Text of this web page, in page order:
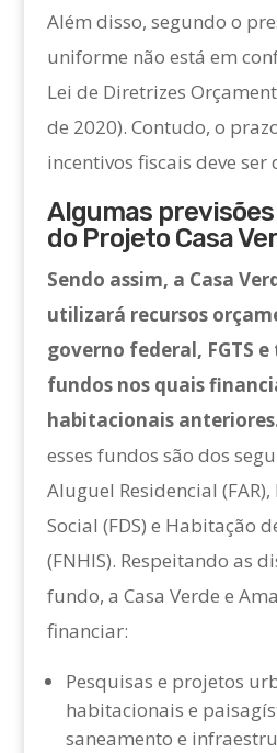
Além disso, segundo o
uniforme não está em
Lei de Diretrizes
de 2020). Contudo, o
incentivos fiscais deve ser
Algumas
do Projeto Casa
Sendo assim, a Casa
utilizará recursos
governo federal, FGTS
fundos nos quais
habitacionais
esses fundos são dos
Aluguel Residencial
Social (FDS) e Habitação
(FNHIS). Respeitando as
fundo, a Casa Verde e
financiar:
Pesquisas e projetos
habitacionais e
saneamento e